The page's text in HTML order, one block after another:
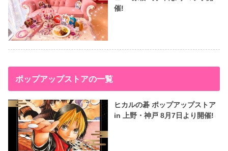
催!
ポップアップストアの一覧
ヒカルの碁 ポップアップストア
in 上野・神戸 8月7日より開催!